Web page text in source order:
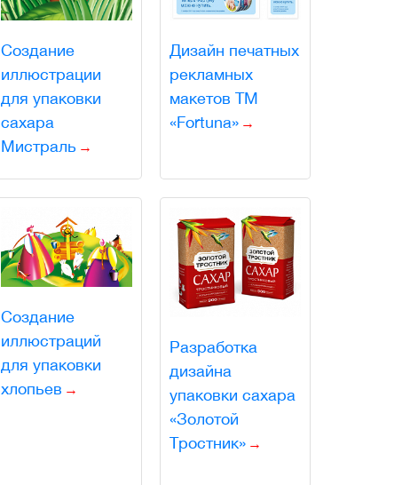
Создание
иллюстрации
для упаковки
сахара
Мистраль
Дизайн печатных
рекламных
макетов ТМ
«Fortuna»
Создание
иллюстраций
для упаковки
хлопьев
Разработка
дизайна
упаковки сахара
«Золотой
Тростник»